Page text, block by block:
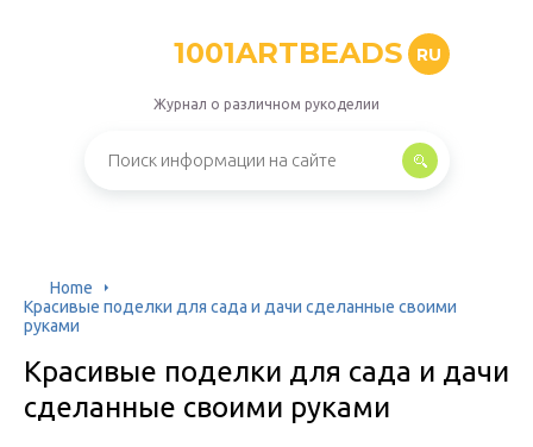
1001ARTBEADS RU
Журнал о различном рукоделии
Home
Красивые поделки для сада и дачи сделанные своими
руками
Красивые поделки для сада и дачи
сделанные своими руками